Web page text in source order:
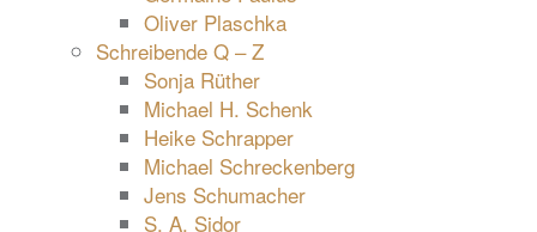
Oliver Plaschka
Schreibende Q – Z
Sonja Rüther
Michael H. Schenk
Heike Schrapper
Michael Schreckenberg
Jens Schumacher
S. A. Sidor